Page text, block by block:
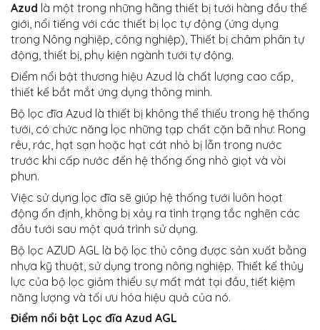
Azud là một trong những hãng thiết bị tưới hàng đầu thế
giới, nổi tiếng với các thiết bị lọc tự động (ứng dụng
trong Nông nghiệp, công nghiệp), Thiết bị châm phân tự
động, thiết bị, phụ kiện ngành tưới tự động.
Điểm nổi bật thương hiệu Azud là chất lượng cao cấp,
thiết kế bắt mắt ứng dụng thông minh.
Bộ lọc đĩa Azud là thiết bị không thể thiếu trong hệ thống
tưới, có chức năng lọc những tạp chất cặn bã như: Rong
rêu, rác, hạt sạn hoặc hạt cát nhỏ bị lẫn trong nước
trước khi cấp nước đến hệ thống ống nhỏ giọt và vòi
phun.
Việc sử dụng lọc đĩa sẽ giúp hệ thống tưới luôn hoạt
động ổn định, không bị xảy ra tình trạng tắc nghẽn các
đầu tưới sau một quá trình sử dụng.
Bộ lọc AZUD AGL là bộ lọc thủ công được sản xuất bằng
nhựa kỹ thuật, sử dụng trong nông nghiệp. Thiết kế thủy
lực của bộ lọc giảm thiểu sự mất mát tại đầu, tiết kiệm
năng lượng và tối ưu hóa hiệu quả của nó.
Điểm nổi bật Lọc đĩa Azud AGL